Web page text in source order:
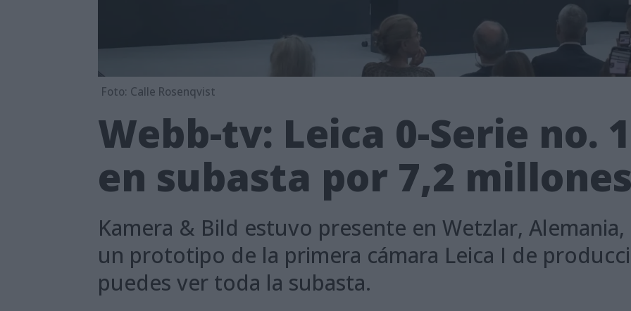
Foto: Calle Rosenqvist
Webb-tv: Leica 0-Serie no.
en subasta por 7,2
Kamera & Bild estuvo presente en Wetzlar,
un prototipo de la primera cámara Leica I de
puedes ver toda la subasta.